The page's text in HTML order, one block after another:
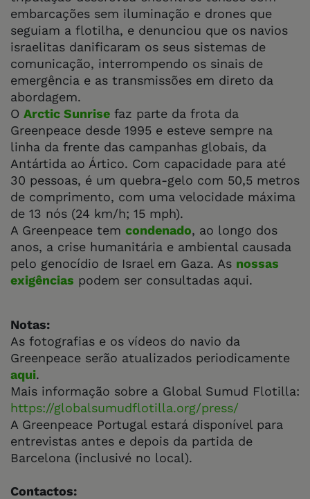
embarcações sem iluminação e drones que
seguiam a flotilha, e denunciou que os navios
israelitas danificaram os seus sistemas de
comunicação, interrompendo os sinais de
emergência e as transmissões em direto da
abordagem.
O Arctic Sunrise faz parte da frota da
Greenpeace desde 1995 e esteve sempre na
linha da frente das campanhas globais, da
Antártida ao Ártico. Com capacidade para até
30 pessoas, é um quebra-gelo com 50,5 metros
de comprimento, com uma velocidade máxima
de 13 nós (24 km/h; 15 mph).
A Greenpeace tem condenado, ao longo dos
anos, a crise humanitária e ambiental causada
pelo genocídio de Israel em Gaza. As nossas
exigências podem ser consultadas aqui.
Notas:
As fotografias e os vídeos do navio da
Greenpeace serão atualizados periodicamente
aqui.
Mais informação sobre a Global Sumud Flotilla:
https://globalsumudflotilla.org/press/
A Greenpeace Portugal estará disponível para
entrevistas antes e depois da partida de
Barcelona (inclusivé no local).
Contactos: